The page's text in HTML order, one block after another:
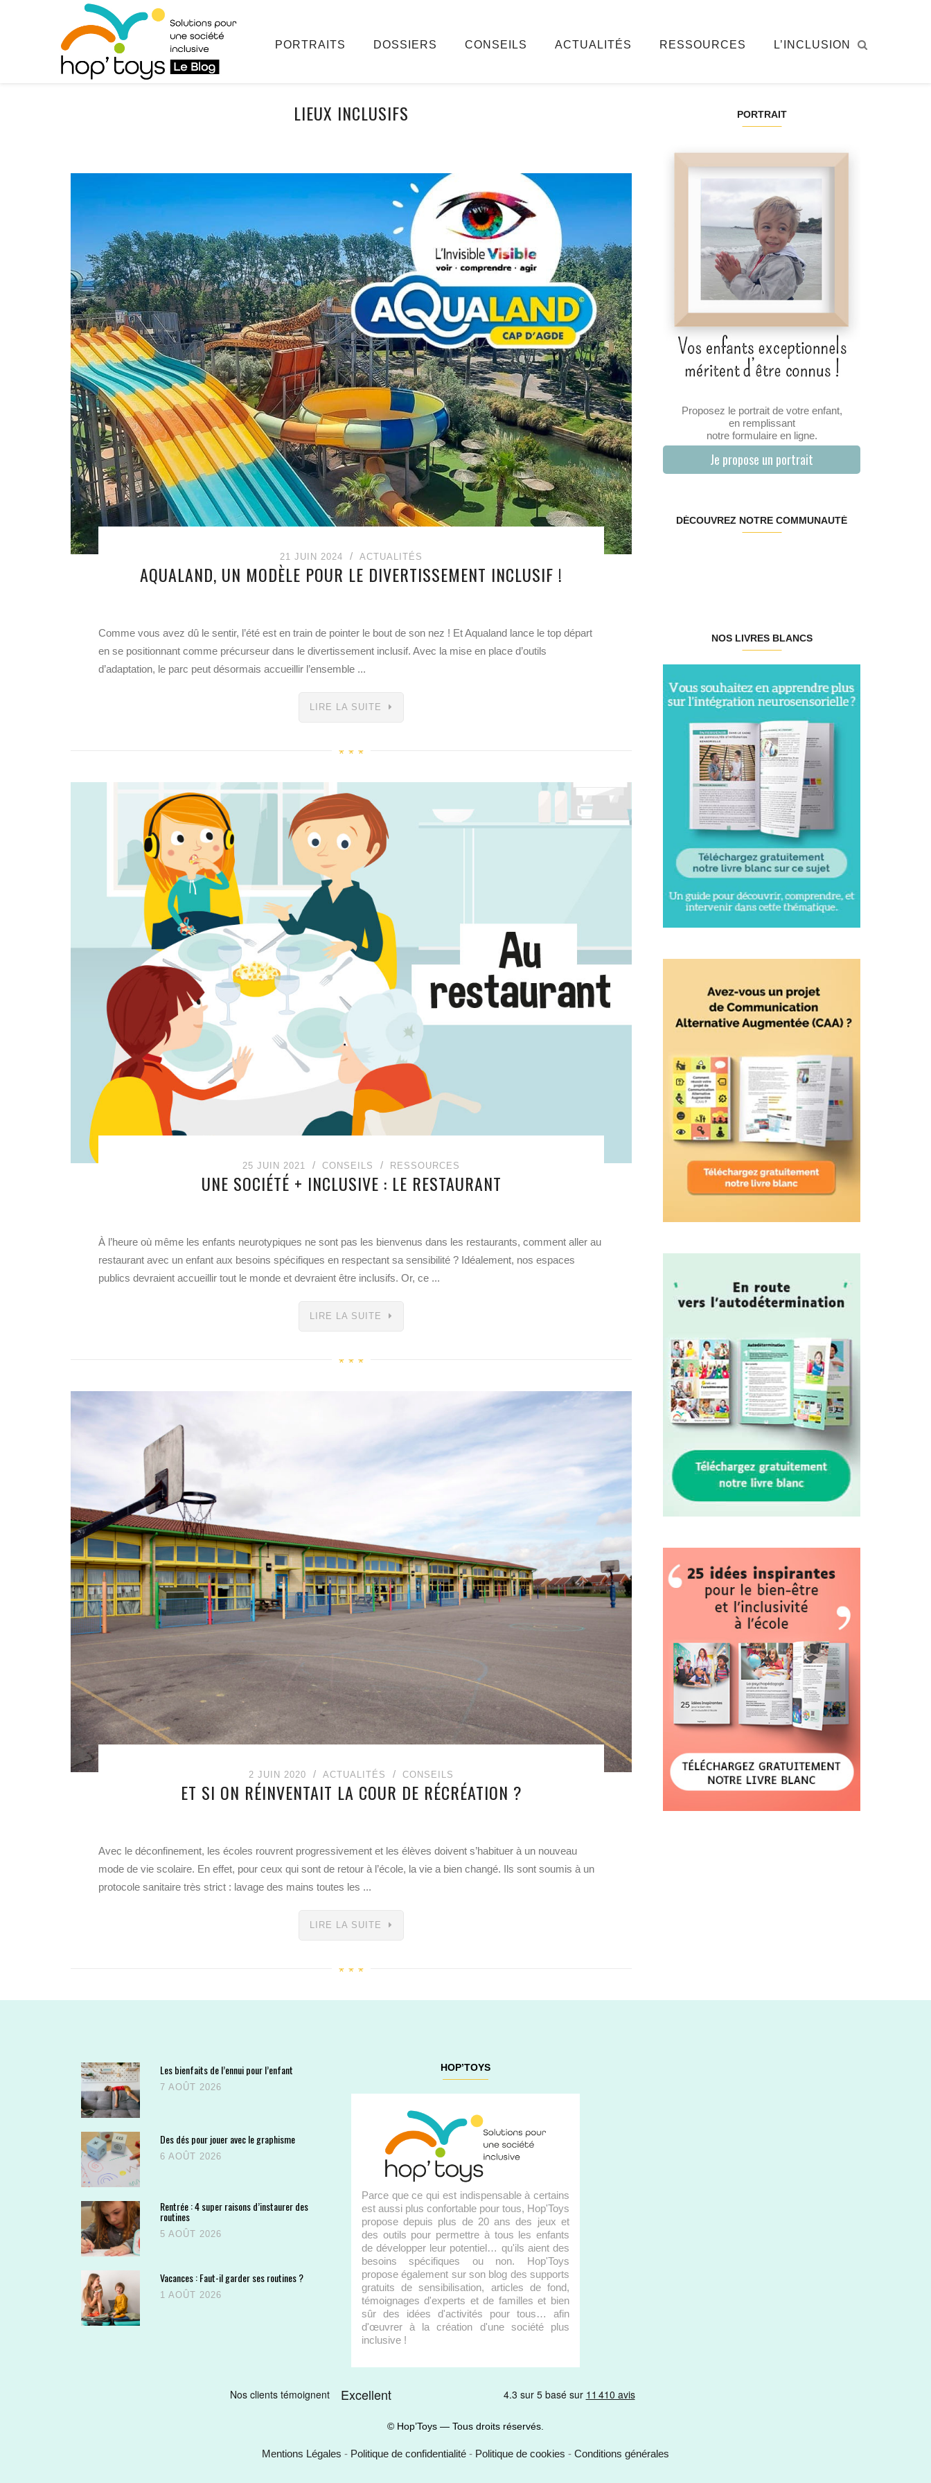
PORTRAITS DOSSIERS CONSEILS ACTUALITÉS RESSOURCES L’INCLUSION
LIEUX INCLUSIFS
21 JUIN 2024 ACTUALITÉS
AQUALAND, UN MODÈLE POUR LE DIVERTISSEMENT INCLUSIF !
Comme vous avez dû le sentir, l’été est en train de pointer le bout de son nez ! Et Aqualand lance le top départ
en se positionnant comme précurseur dans le divertissement inclusif. Avec la mise en place d’outils
d’adaptation, le parc peut désormais accueillir l’ensemble ...
LIRE LA SUITE
25 JUIN 2021 CONSEILS RESSOURCES
UNE SOCIÉTÉ + INCLUSIVE : LE RESTAURANT
À l’heure où même les enfants neurotypiques ne sont pas les bienvenus dans les restaurants, comment aller au
restaurant avec un enfant aux besoins spécifiques en respectant sa sensibilité ? Idéalement, nos espaces
publics devraient accueillir tout le monde et devraient être inclusifs. Or, ce ...
LIRE LA SUITE
2 JUIN 2020 ACTUALITÉS CONSEILS
ET SI ON RÉINVENTAIT LA COUR DE RÉCRÉATION ?
Avec le déconfinement, les écoles rouvrent progressivement et les élèves doivent s’habituer à un nouveau
mode de vie scolaire. En effet, pour ceux qui sont de retour à l’école, la vie a bien changé. Ils sont soumis à un
protocole sanitaire très strict : lavage des mains toutes les ...
LIRE LA SUITE
PORTRAIT
Proposez le portrait de votre enfant,
en remplissant
notre formulaire en ligne.
Je propose un portrait
DÉCOUVREZ NOTRE COMMUNAUTÉ
NOS LIVRES BLANCS
Les bienfaits de l’ennui pour l’enfant
7 AOÛT 2026
Des dés pour jouer avec le graphisme
6 AOÛT 2026
Rentrée : 4 super raisons d’instaurer des
routines
5 AOÛT 2026
Vacances : Faut-il garder ses routines ?
1 AOÛT 2026
HOP’TOYS
Parce que ce qui est indispensable à certains
est aussi plus confortable pour tous, Hop'Toys
propose depuis plus de 20 ans des jeux et
des outils pour permettre à tous les enfants
de développer leur potentiel… qu'ils aient des
besoins spécifiques ou non. Hop'Toys
propose également sur son blog des supports
gratuits de sensibilisation, articles de fond,
témoignages d'experts et de familles et bien
sûr des idées d'activités pour tous… afin
d'œuvrer à la création d'une société plus
inclusive !
© Hop’Toys — Tous droits réservés.
Mentions Légales - Politique de confidentialité - Politique de cookies - Conditions générales